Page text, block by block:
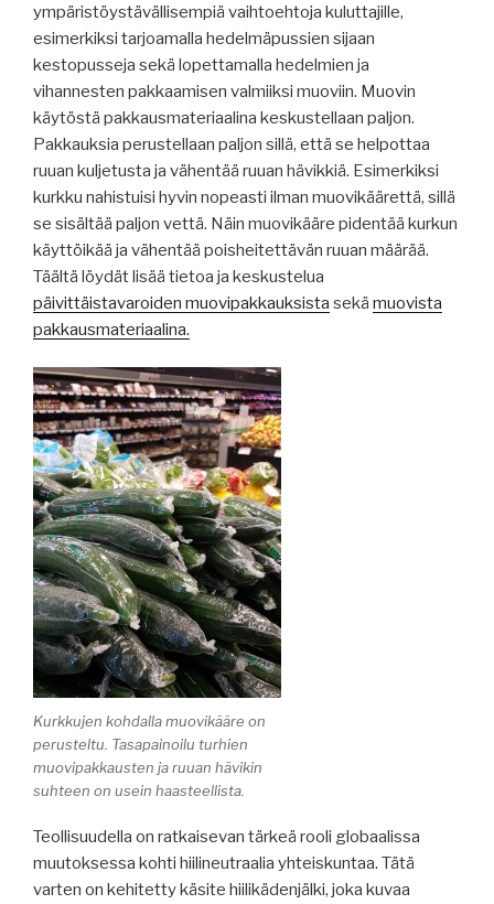
ympäristöystävällisempiä vaihtoehtoja kuluttajille,
esimerkiksi tarjoamalla hedelmäpussien sijaan
kestopusseja sekä lopettamalla hedelmien ja
vihannesten pakkaamisen valmiiksi muoviin. Muovin
käytöstä pakkausmateriaalina keskustellaan paljon.
Pakkauksia perustellaan paljon sillä, että se helpottaa
ruuan kuljetusta ja vähentää ruuan hävikkiä. Esimerkiksi
kurkku nahistuisi hyvin nopeasti ilman muovikäärettä, sillä
se sisältää paljon vettä. Näin muovikääre pidentää kurkun
käyttöikää ja vähentää poisheitettävän ruuan määrää.
Täältä löydät lisää tietoa ja keskustelua
päivittäistavaroiden muovipakkauksista sekä muovista
pakkausmateriaalina.
Kurkkujen kohdalla muovikääre on
perusteltu. Tasapainoilu turhien
muovipakkausten ja ruuan hävikin
suhteen on usein haasteellista.
Teollisuudella on ratkaisevan tärkeä rooli globaalissa
muutoksessa kohti hiilineutraalia yhteiskuntaa. Tätä
varten on kehitetty käsite hiilikädenjälki, joka kuvaa